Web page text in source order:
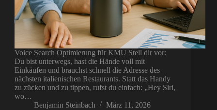
Voice Search Optimierung für KMU Stell dir vor:
Du bist unterwegs, hast die Hände voll mit
Einkäufen und brauchst schnell die Adresse des
nächsten italienischen Restaurants. Statt das Handy
zu zücken und zu tippen, rufst du einfach: „Hey Siri,
wo…
Benjamin Steinbach
März 11, 2026